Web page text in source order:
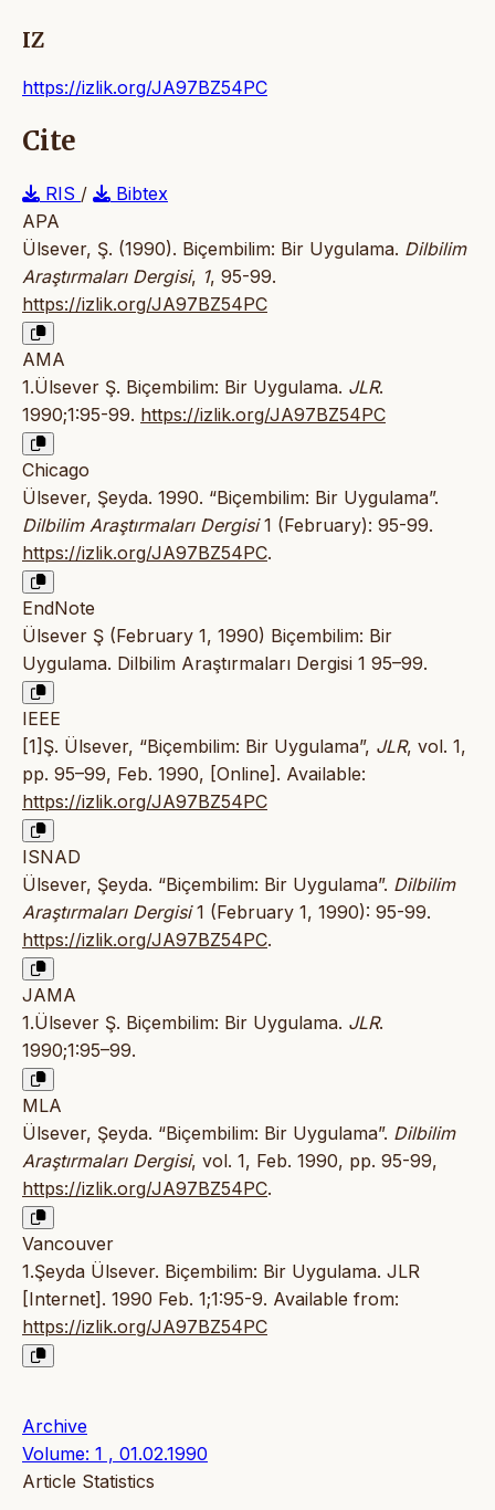
IZ
https://izlik.org/JA97BZ54PC
Cite
RIS /
Bibtex
APA
Ülsever, Ş. (1990). Biçembilim: Bir Uygulama. Dilbilim
Araştırmaları Dergisi, 1, 95-99.
https://izlik.org/JA97BZ54PC
AMA
1.Ülsever Ş. Biçembilim: Bir Uygulama. JLR.
1990;1:95-99. https://izlik.org/JA97BZ54PC
Chicago
Ülsever, Şeyda. 1990. “Biçembilim: Bir Uygulama”.
Dilbilim Araştırmaları Dergisi1 (February): 95-99.
https://izlik.org/JA97BZ54PC.
EndNote
Ülsever Ş (February 1, 1990) Biçembilim: Bir
Uygulama. Dilbilim Araştırmaları Dergisi 1 95–99.
IEEE
[1]Ş. Ülsever, “Biçembilim: Bir Uygulama”, JLR, vol. 1,
pp. 95–99, Feb. 1990, [Online]. Available:
https://izlik.org/JA97BZ54PC
ISNAD
Ülsever, Şeyda. “Biçembilim: Bir Uygulama”. Dilbilim
Araştırmaları Dergisi1 (February 1, 1990): 95-99.
https://izlik.org/JA97BZ54PC.
JAMA
1.Ülsever Ş. Biçembilim: Bir Uygulama. JLR.
1990;1:95–99.
MLA
Ülsever, Şeyda. “Biçembilim: Bir Uygulama”. Dilbilim
Araştırmaları Dergisi, vol. 1, Feb. 1990, pp. 95-99,
https://izlik.org/JA97BZ54PC.
Vancouver
1.Şeyda Ülsever. Biçembilim: Bir Uygulama. JLR
[Internet]. 1990 Feb. 1;1:95-9. Available from:
https://izlik.org/JA97BZ54PC
Archive
Volume: 1 , 01.02.1990
Article Statistics